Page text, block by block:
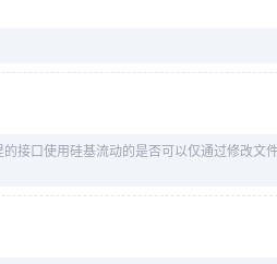
接口使用硅基流动的是否可以仅通过修改文